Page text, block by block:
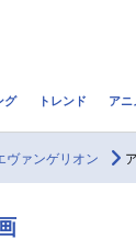
・アプリ
グ トレンド アニ
ヴァンゲリオン